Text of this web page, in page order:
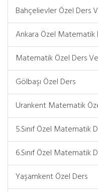
Bahçelievler Özel Ders
Ankara Özel Matematik
Matematik Özel Ders
Gölbaşı Özel Ders
Urankent Matematik
5.Sınıf Özel Matematik
6.Sınıf Özel Matematik
Yaşamkent Özel Ders